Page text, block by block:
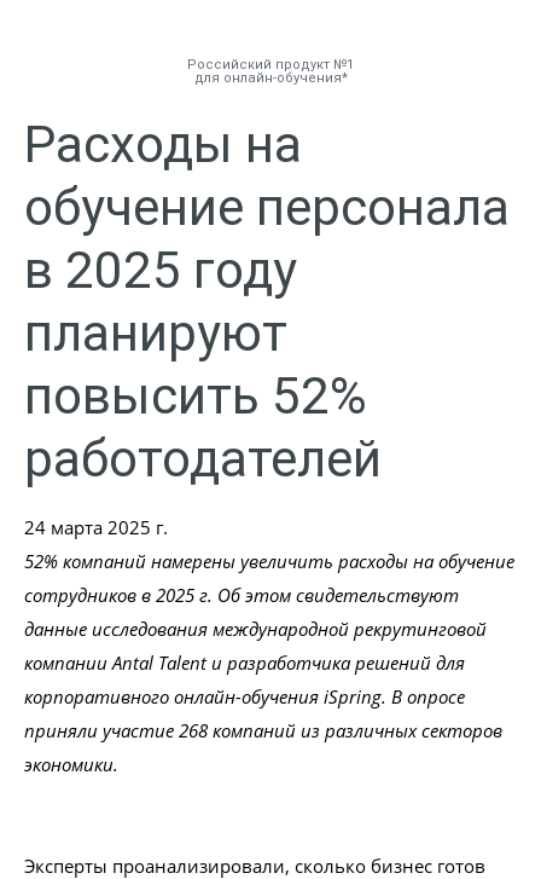
Российский продукт №1
для онлайн-обучения
Инструменты
Решения
Тарифы
Компания
База знаний
Задать вопрос
Мой Аккаунт
Проконсультироваться
Расходы на
обучение персонала
в 2025 году
планируют
повысить 52%
работодателей
24 марта 2025 г.
52% компаний намерены увеличить расходы на обучение
сотрудников в 2025 г. Об этом свидетельствуют
данные исследования международной рекрутинговой
компании Antal Talent и разработчика решений для
корпоративного онлайн-обучения iSpring. В опросе
приняли участие 268 компаний из различных секторов
экономики.
Эксперты проанализировали, сколько бизнес готов